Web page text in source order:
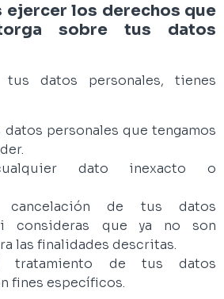
ejercer los derechos que
sobre tus datos
datos personales, tienes
personales que tengamos
dato inexacto o
de tus datos
consideras que ya no son
las finalidades descritas.
tratamiento de tus datos
fines específicos.